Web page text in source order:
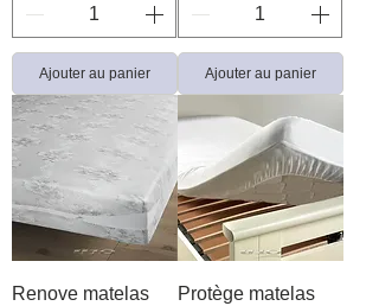
Ajouter au panier Ajouter au panier
Renove matelas
Protège matelas